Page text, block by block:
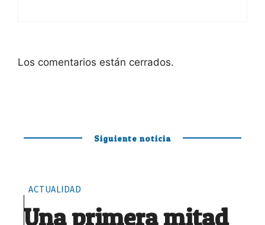
Los comentarios están cerrados.
Siguiente noticia
ACTUALIDAD
Una primera mitad